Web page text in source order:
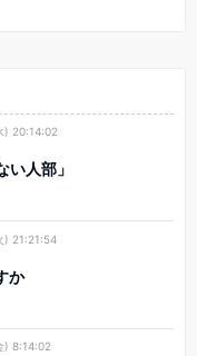
) 20:14:02
人部」
) 21:21:54
か
) 8:14:02